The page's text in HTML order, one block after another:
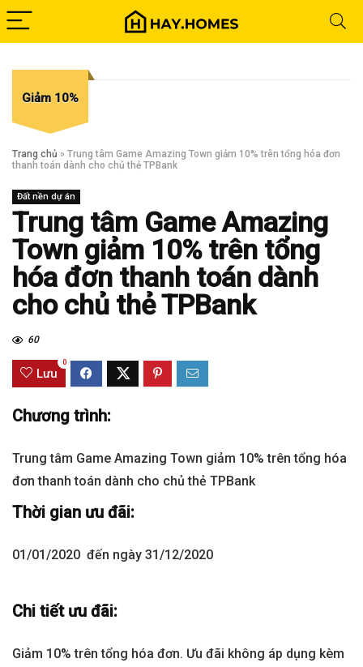
Giảm 10%
Trang chủ » Trung tâm Game Amazing Town giảm 10% trên tổng hóa đơn
thanh toán dành cho chủ thẻ TPBank
Đất nền dự án
Trung tâm Game Amazing
Town giảm 10% trên tổng
hóa đơn thanh toán dành
cho chủ thẻ TPBank
60
Lưu
0
Chương trình:
Trung tâm Game Amazing Town giảm 10% trên tổng hóa
đơn thanh toán dành cho chủ thẻ TPBank
Thời gian ưu đãi:
01/01/2020 đến ngày 31/12/2020
Chi tiết ưu đãi:
Giảm 10% trên tổng hóa đơn. Ưu đãi không áp dụng kèm